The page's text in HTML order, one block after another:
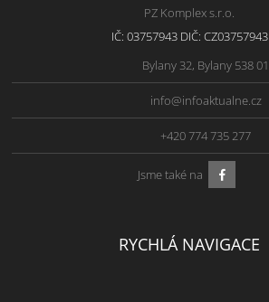
PZ Komplex s.r.o.
IČ: 03757943 DIČ: CZ03757943
Bylany 32, Bylany 538 01
info@infoaktualne.cz
+420 774 735 277
Jsme také na
RYCHLÁ NAVIGACE